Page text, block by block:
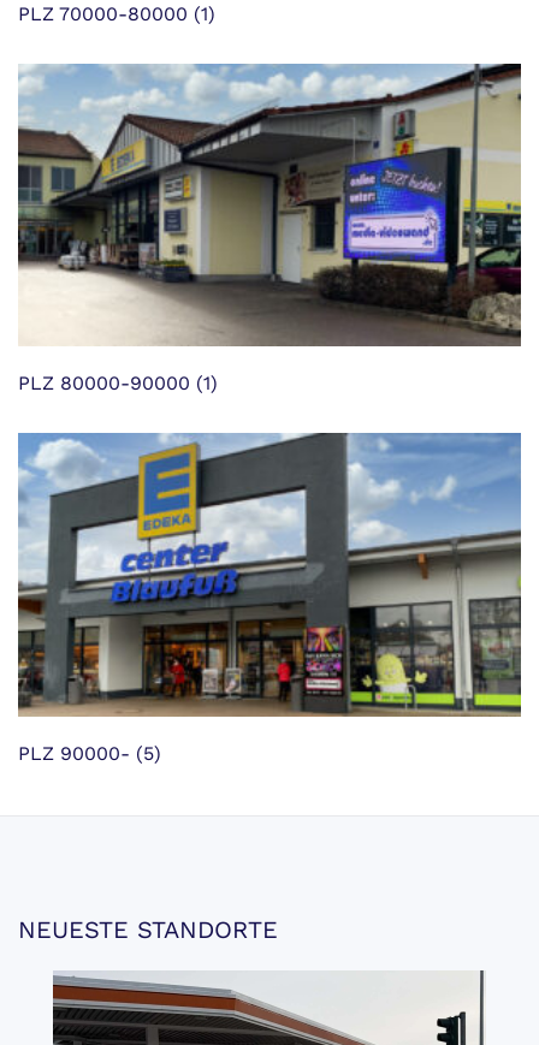
PLZ 70000-80000 (1)
PLZ 80000-90000 (1)
PLZ 90000- (5)
NEUESTE STANDORTE